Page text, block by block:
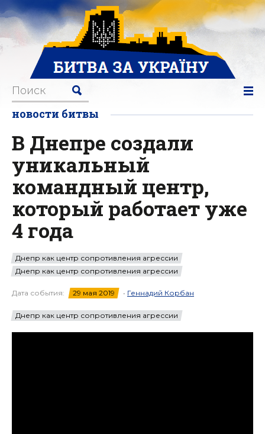
новости битвы
В Днепре создали
уникальный
командный центр,
который работает уже
4 года
Днепр как центр сопротивления агрессии
Днепр как центр сопротивления агрессии
Дата события: 29 мая 2019 • Геннадий Корбан
Днепр как центр сопротивления агрессии